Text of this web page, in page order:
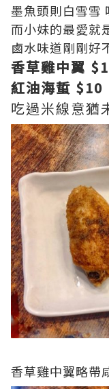
墨魚頭則白雪雪
而小妹的最愛就
鹵水味道剛剛好
香草雞中翼
紅油海蜇 $10
吃過米線意猶
香草雞中翼略帶